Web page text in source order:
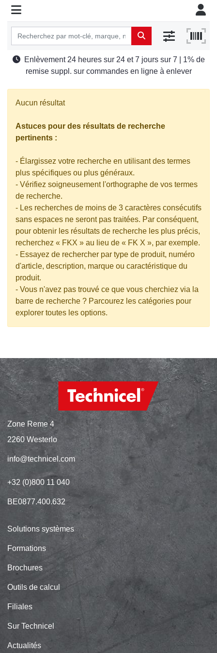
Enlèvement 24 heures sur 24 et 7 jours sur 7 | 1% de
remise suppl. sur commandes en ligne à enlever
Aucun résultat
Astuces pour des résultats de recherche
pertinents :
- Élargissez votre recherche en utilisant des termes
plus spécifiques ou plus généraux.
- Vérifiez soigneusement l'orthographe de vos termes
de recherche.
- Les recherches de moins de 3 caractères consécutifs
sans espaces ne seront pas traitées. Par conséquent,
pour obtenir les résultats de recherche les plus précis,
recherchez « FKX » au lieu de « FK X », par exemple.
- Essayez de rechercher par type de produit, numéro
d'article, description, marque ou caractéristique du
produit.
- Vous n'avez pas trouvé ce que vous cherchiez via la
barre de recherche ? Parcourez les catégories pour
explorer toutes les options.
Zone Reme 4
2260 Westerlo
info@technicel.com
+32 (0)800 11 040
BE0877.400.632
Solutions systèmes
Formations
Brochures
Outils de calcul
Filiales
Sur Technicel
Actualités